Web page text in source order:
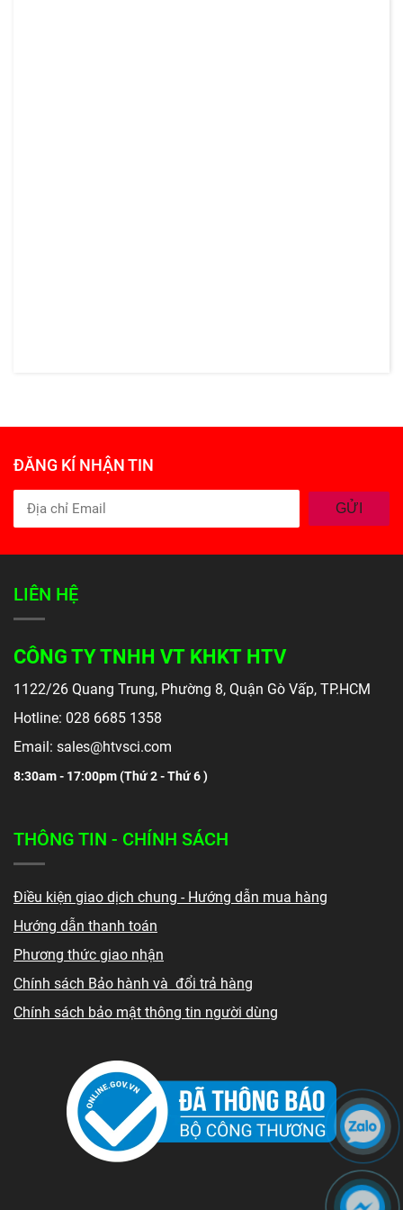
ĐĂNG KÍ NHẬN TIN
GỬI
LIÊN HỆ
CÔNG TY TNHH VT KHKT HTV
1122/26 Quang Trung, Phường 8, Quận Gò Vấp, TP.HCM
Hotline: 028 6685 1358
Email: sales@htvsci.com
8:30am - 17:00pm (Thứ 2 - Thứ 6 )
THÔNG TIN - CHÍNH SÁCH
Điều kiện giao dịch chung - Hướng dẫn mua hàng
Hướng dẫn thanh toán
Phương thức giao nhận
Chính sách Bảo hành và đổi trả hàng
Chính sách bảo mật thông tin người dùng